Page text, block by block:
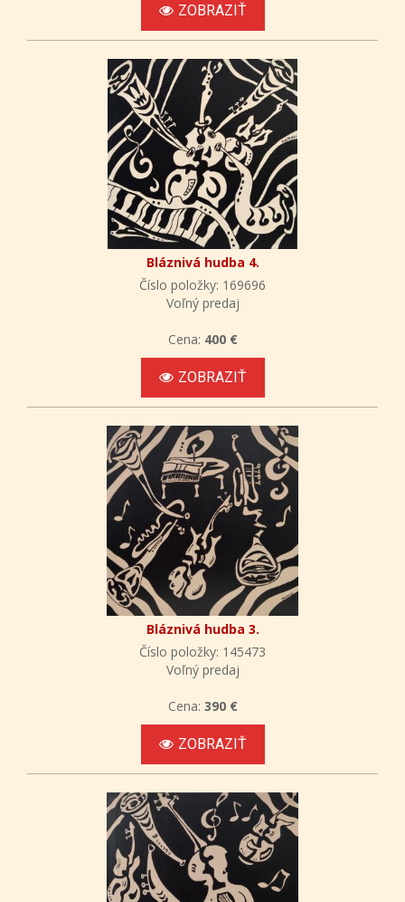
ZOBRAZIŤ
Bláznivá hudba 4.
Číslo položky: 169696
Voľný predaj
Cena: 400 €
ZOBRAZIŤ
Bláznivá hudba 3.
Číslo položky: 145473
Voľný predaj
Cena: 390 €
ZOBRAZIŤ